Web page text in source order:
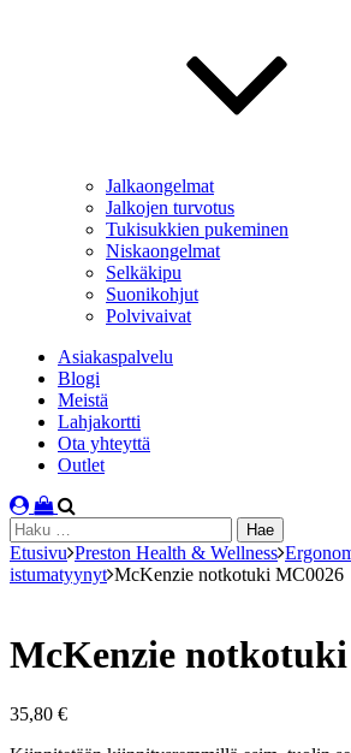
Jalkaongelmat
Jalkojen turvotus
Tukisukkien pukeminen
Niskaongelmat
Selkäkipu
Suonikohjut
Polvivaivat
Asiakaspalvelu
Blogi
Meistä
Lahjakortti
Ota yhteyttä
Outlet
Haku:
Etusivu Preston Health & Wellness
istumatyynyt McKenzie notkotuki MC0026
McKenzie
35,80 €